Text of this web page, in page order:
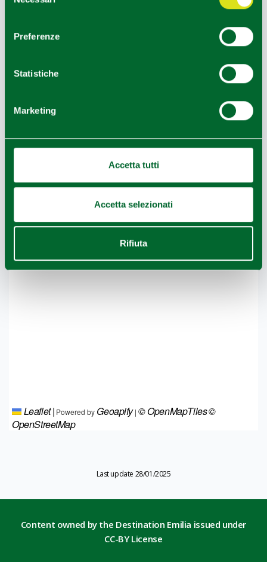
Preferenze
Statistiche
Marketing
Accetta tutti
Accetta selezionati
Rifiuta
HOW TO GET
Leaflet| Powered by Geoapify|© OpenMapTiles©
OpenStreetMap
Last update 28/01/2025
Content owned by the Destination Emilia issued under
CC-BY License